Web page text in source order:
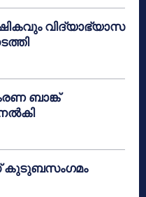
വിദ്യാഭ്യാസ
ബാങ്ക്
കുടുബസംഗമം